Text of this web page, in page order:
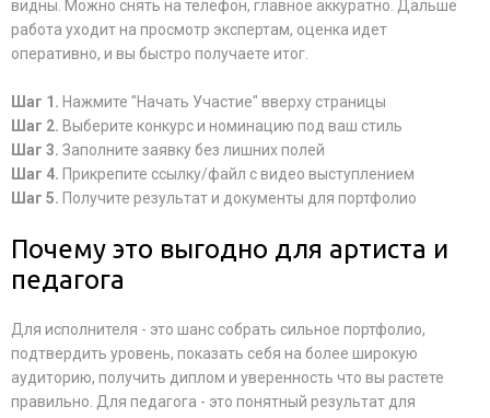
видны. Можно снять на телефон, главное аккуратно. Дальше
работа уходит на просмотр экспертам, оценка идет
оперативно, и вы быстро получаете итог.
Шаг 1. Нажмите "Начать Участие" вверху страницы
Шаг 2. Выберите конкурс и номинацию под ваш стиль
Шаг 3. Заполните заявку без лишних полей
Шаг 4. Прикрепите ссылку/файл с видео выступлением
Шаг 5. Получите результат и документы для портфолио
Почему это выгодно для артиста и
педагога
Для исполнителя - это шанс собрать сильное портфолио,
подтвердить уровень, показать себя на более широкую
аудиторию, получить диплом и уверенность что вы растете
правильно. Для педагога - это понятный результат для